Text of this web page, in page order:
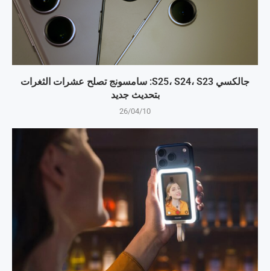
جالكسي S25، S24، S23: سامسونج تصلح عشرات الثغرات
بتحديث جديد
26/04/10